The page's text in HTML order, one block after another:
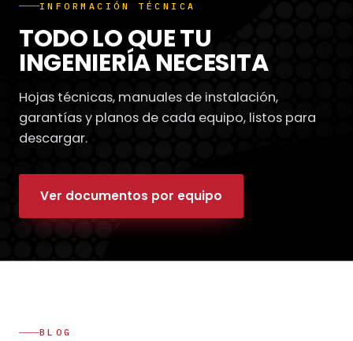
INFORMACIÓN TÉCNICA
TODO LO QUE TU
INGENIERÍA NECESITA
Hojas técnicas, manuales de instalación,
garantías y planos de cada equipo, listos para
descargar.
Ver documentos por equipo
BLOG